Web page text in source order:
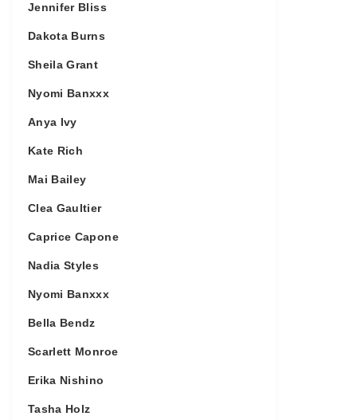
Jennifer Bliss
Dakota Burns
Sheila Grant
Nyomi Banxxx
Anya Ivy
Kate Rich
Mai Bailey
Clea Gaultier
Caprice Capone
Nadia Styles
Nyomi Banxxx
Bella Bendz
Scarlett Monroe
Erika Nishino
Tasha Holz